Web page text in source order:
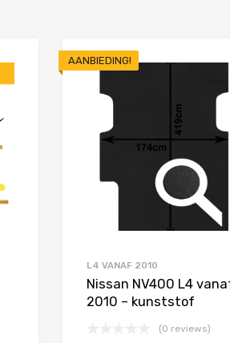
Toevoegen aan Favorieten
Product Vergelijken
AANBIEDING!
L4 VANAF 2010
Nissan NV400 L4
2010 – kunststof
(0 reviews)